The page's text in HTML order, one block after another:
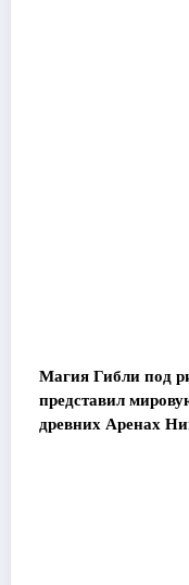
Магия Гибли под
представил
древних Аренах